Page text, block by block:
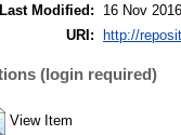
Last Modified:
16 Nov
URI:
http://
(login required)
View Item